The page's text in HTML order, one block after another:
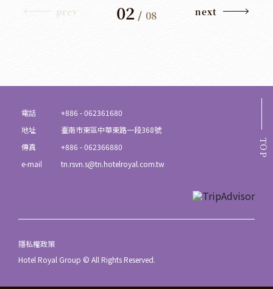
prev 02 /08 next
TOP
電話
+886 - 062361680
地址
臺南市東區中華東路一段368號
傳真
+886 - 062366880
e-mail
tn.rsvn.s@tn.hotelroyal.com.tw
隱私權政策
Hotel Royal Group © All Rights Reserved.